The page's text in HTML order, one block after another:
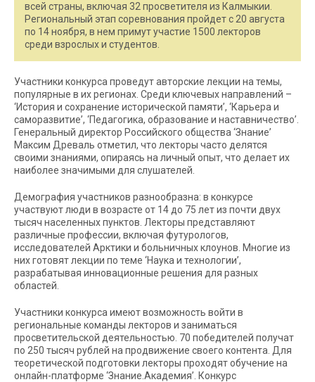
всей страны, включая 32 просветителя из Калмыкии.
Региональный этап соревнования пройдет с 20 августа
по 14 ноября, в нем примут участие 1500 лекторов
среди взрослых и студентов.
Участники конкурса проведут авторские лекции на темы,
популярные в их регионах. Среди ключевых направлений –
‘История и сохранение исторической памяти’, ‘Карьера и
саморазвитие’, ‘Педагогика, образование и наставничество’.
Генеральный директор Российского общества ‘Знание’
Максим Древаль отметил, что лекторы часто делятся
своими знаниями, опираясь на личный опыт, что делает их
наиболее значимыми для слушателей.
Демография участников разнообразна: в конкурсе
участвуют люди в возрасте от 14 до 75 лет из почти двух
тысяч населенных пунктов. Лекторы представляют
различные профессии, включая футурологов,
исследователей Арктики и больничных клоунов. Многие из
них готовят лекции по теме ‘Наука и технологии’,
разрабатывая инновационные решения для разных
областей.
Участники конкурса имеют возможность войти в
региональные команды лекторов и заниматься
просветительской деятельностью. 70 победителей получат
по 250 тысяч рублей на продвижение своего контента. Для
теоретической подготовки лекторы проходят обучение на
онлайн-платформе ‘Знание.Академия’. Конкурс